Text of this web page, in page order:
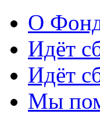
О
Идёт
Идёт
Мы